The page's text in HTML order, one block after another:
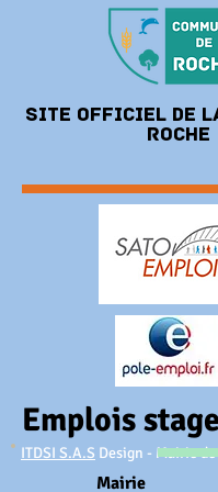
Site officiel de
roche
Emplois
ITDSI S.A.S Design - Mairie
Mairie